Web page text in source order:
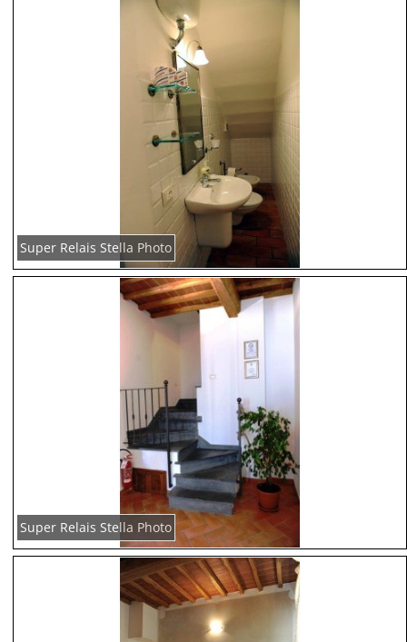
Super Relais Stella Photo
Super Relais Stella Photo